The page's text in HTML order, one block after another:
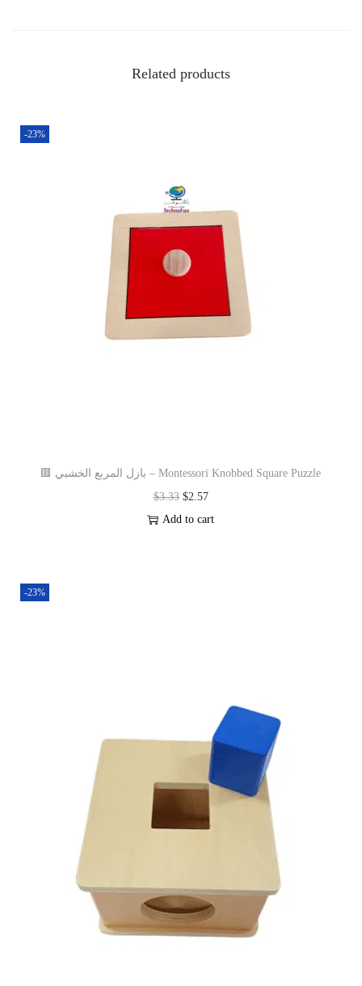
Related products
-23%
🟥 بازل المربع الخشبي – Montessori Knobbed Square Puzzle
$3.33 $2.57
Add to cart
-23%